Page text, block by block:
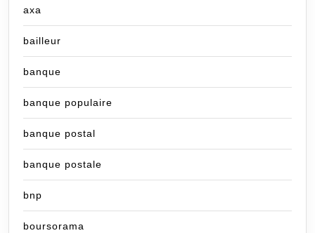
axa
bailleur
banque
banque populaire
banque postal
banque postale
bnp
boursorama